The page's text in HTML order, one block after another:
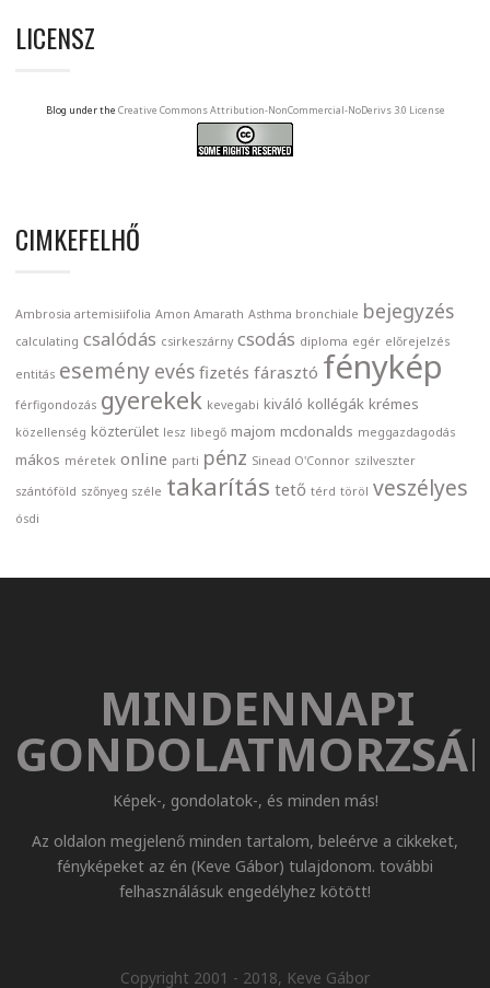
LICENSZ
Blog under the Creative Commons Attribution-NonCommercial-NoDerivs 3.0 License
CIMKEFELHŐ
Ambrosia artemisiifolia Amon Amarath Asthma bronchiale bejegyzés
calculating csalódás csirkeszárny csodás diploma egér előrejelzés
entitás esemény evés fizetés fárasztó fénykép
férfigondozás gyerekek kevegabi kiváló kollégák krémes
közellenség közterület lesz libegő majom mcdonalds meggazdagodás
mákos méretek online parti pénz Sinead O'Connor szilveszter
szántóföld szőnyeg széle takarítás tető térd töröl veszélyes
ósdi
MINDENNAPI
Képek-, gondolatok-, és minden más!
Az oldalon megjelenő minden tartalom, beleérve a cikkeket,
fényképeket az én (Keve Gábor) tulajdonom. további
felhasználásuk engedélyhez kötött!
Copyright 2001 - 2018, Keve Gábor